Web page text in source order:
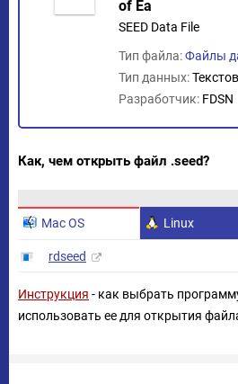
of Ea
SEED Data File
Тип файла:Файлы
Тип данных:
Разработчик: FDSN
Как, чем открыть файл .seed?
Mac OS Linux
rdseed
Инструкция - как выбрать
использовать ее для открытия